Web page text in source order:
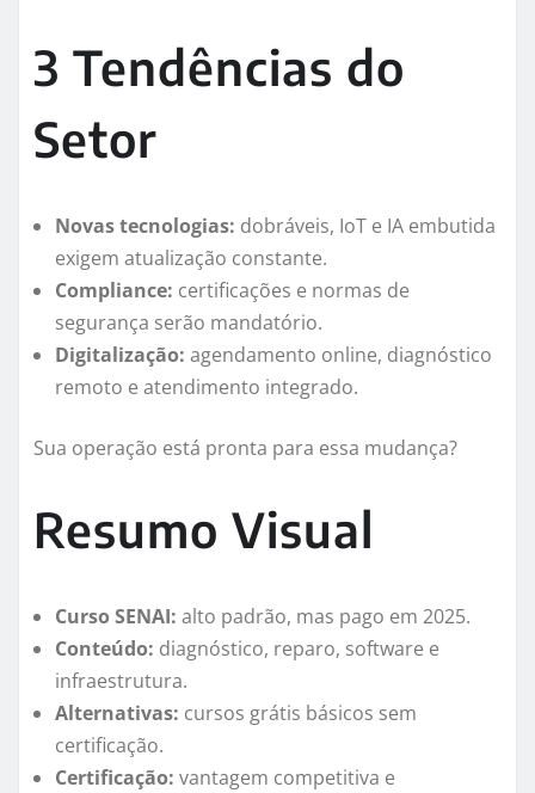
3 Tendências do
Setor
Novas tecnologias: dobráveis, IoT e IA embutida
exigem atualização constante.
Compliance: certificações e normas de
segurança serão mandatório.
Digitalização: agendamento online, diagnóstico
remoto e atendimento integrado.
Sua operação está pronta para essa mudança?
Resumo Visual
Curso SENAI: alto padrão, mas pago em 2025.
Conteúdo: diagnóstico, reparo, software e
infraestrutura.
Alternativas: cursos grátis básicos sem
certificação.
Certificação: vantagem competitiva e